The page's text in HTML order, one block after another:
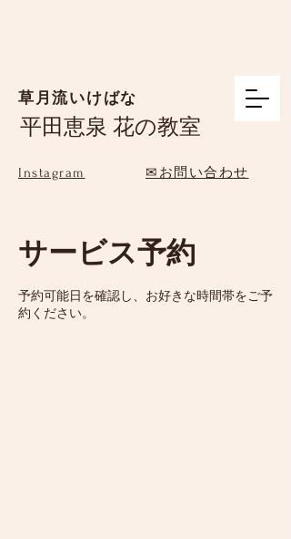
草月流いけばな
平田恵泉 花の教室
Instagram ✉お問い合わせ
サービス予約
予約可能日を確認し、お好きな時間帯をご予
約ください。